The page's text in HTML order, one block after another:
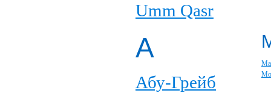
Umm Qasr
А
Абу-Грейб